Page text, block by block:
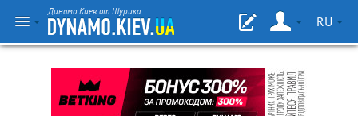
Динамо Киев от Шурика
RU